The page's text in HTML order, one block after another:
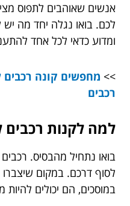
אנשים שאוהבים לתפוס
לכם. בואו נגלה יחד מה
ומדוע כדאי לכל אחד
>> מחפשים קונה רכבים
רכבים
למה לקנות רכבים
בואו נתחיל מהבסיס.
לסוף דרכם. במקום
במוסכים, הם יכולים להיות